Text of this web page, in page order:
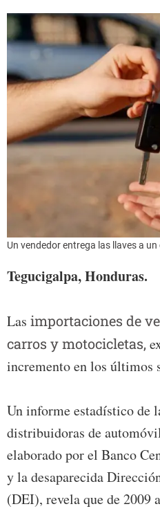
Un vendedor entrega las llaves a
Tegucigalpa, Honduras.
Las importaciones de
carros y motocicletas,
incremento en los últimos
Un informe estadístico de
distribuidoras de
elaborado por el Banco
y la desaparecida
(DEI), revela que de 2009